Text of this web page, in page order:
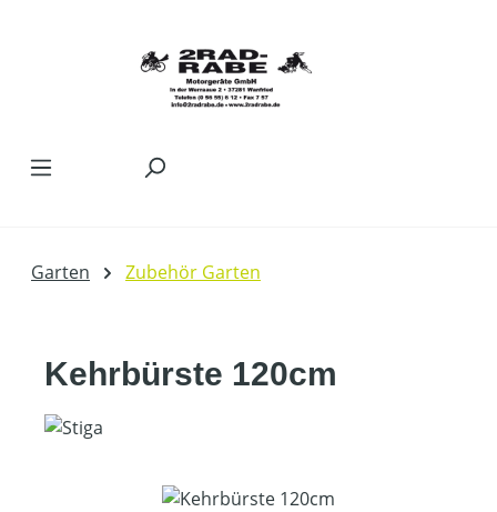
Garten Zubehör Garten
Kehrbürste 120cm
Bildergalerie überspringen